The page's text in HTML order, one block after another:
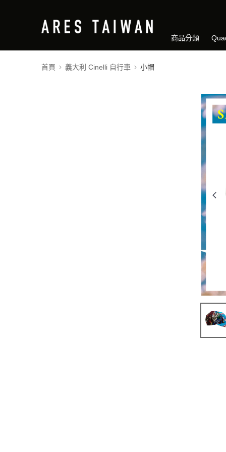
商品分類
首頁 義大利 Cinelli 自行車 小帽